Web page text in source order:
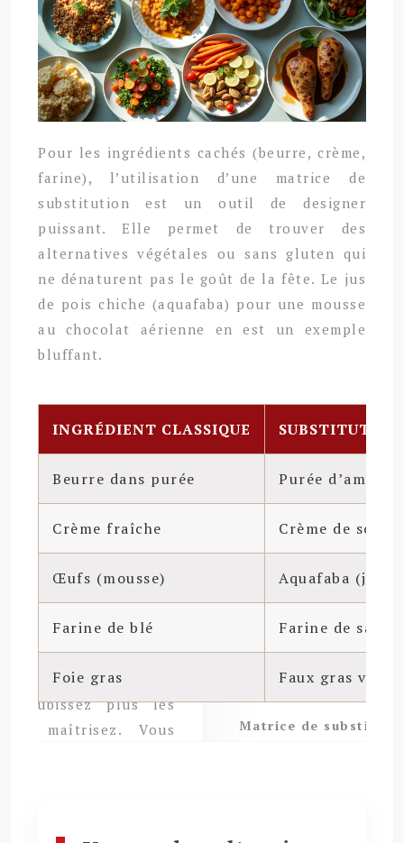
Pour les ingrédients cachés (beurre, crème,
farine), l’utilisation d’une matrice de
substitution est un outil de designer
puissant. Elle permet de trouver des
alternatives végétales ou sans gluten qui
ne dénaturent pas le goût de la fête. Le jus
de pois chiche (aquafaba) pour une mousse
au chocolat aérienne en est un exemple
bluffant.
Matrice de
INGRÉDIENT CLASSIQUE SUBSTITUT
Beurre dans purée Purée
Crème fraîche Crème de soja
Œufs (mousse) Aquafaba (jus
Farine de blé Farine de
Foie gras Faux gras